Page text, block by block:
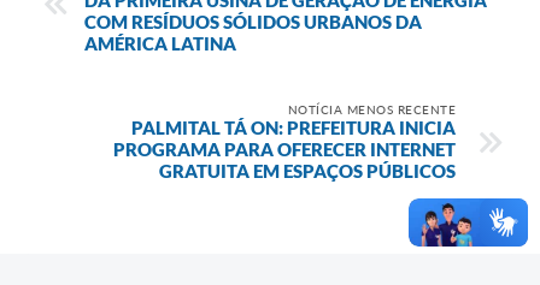
COM RESÍDUOS SÓLIDOS URBANOS DA
AMÉRICA LATINA
NOTÍCIA MENOS RECENTE
PALMITAL TÁ ON: PREFEITURA INICIA
PROGRAMA PARA OFERECER INTERNET
GRATUITA EM ESPAÇOS PÚBLICOS